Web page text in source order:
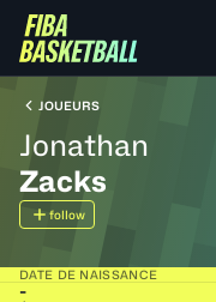
JOUEURS
Jonathan
Zacks
follow
DATE DE NAISSANCE
-